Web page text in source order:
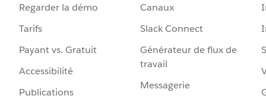
Regarder la démo
Tarifs
Payant vs. Gratuit
Accessibilité
Publications
Canaux
Slack Connect
Générateur de flux de
travail
Messagerie